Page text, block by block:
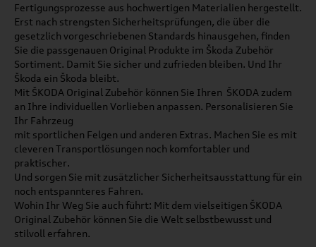
Fertigungsprozesse aus hochwertigen Materialien hergestellt.
Erst nach strengsten Sicherheitsprüfungen, die über die
gesetzlich vorgeschriebenen Standards hinausgehen, finden
Sie die passgenauen Original Produkte im Škoda Zubehör
Sortiment. Damit Sie sicher und zufrieden bleiben. Und Ihr
Škoda ein Škoda bleibt.
Mit ŠKODA Original Zubehör können Sie Ihren ŠKODA zudem
an Ihre individuellen Vorlieben anpassen. Personalisieren Sie
Ihr Fahrzeug
mit sportlichen Felgen und anderen Extras. Machen Sie es mit
cleveren Transportlösungen noch komfortabler und
praktischer.
Und sorgen Sie mit zusätzlicher Sicherheitsausstattung für ein
noch entspannteres Fahren.
Wohin Ihr Weg Sie auch führt: Mit dem vielseitigen ŠKODA
Original Zubehör können Sie die Welt selbstbewusst und
stilvoll erfahren.